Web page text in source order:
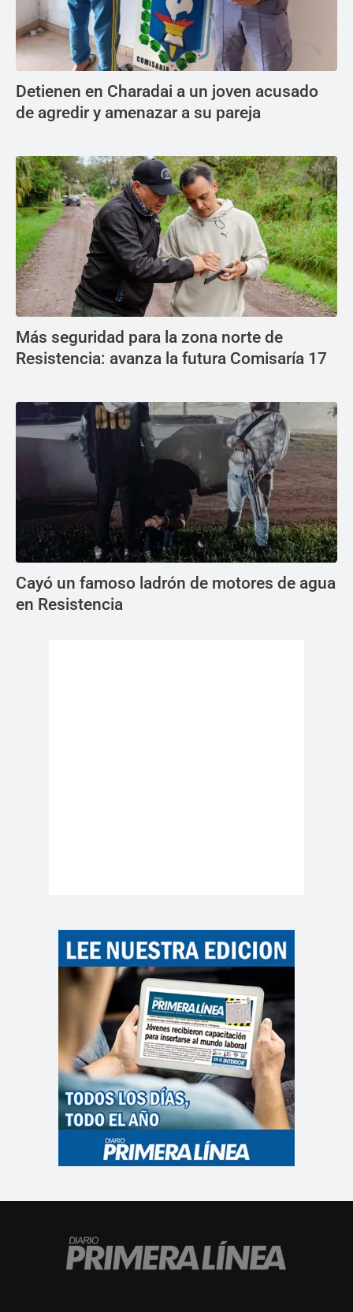
Detienen en Charadai a un joven acusado
de agredir y amenazar a su pareja
Más seguridad para la zona norte de
Resistencia: avanza la futura Comisaría 17
Cayó un famoso ladrón de motores de agua
en Resistencia